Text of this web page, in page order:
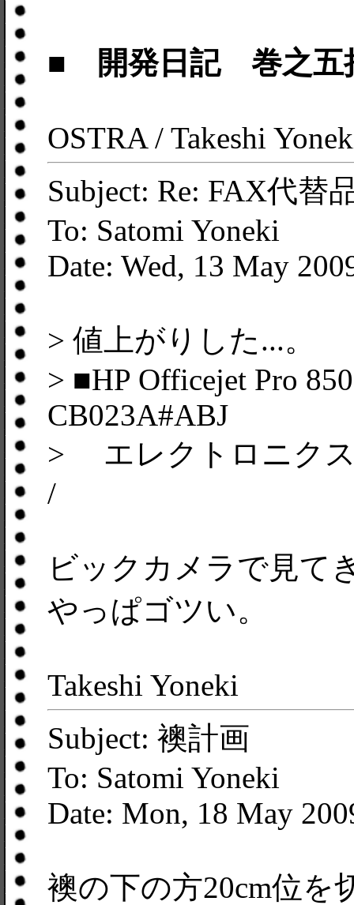
■ 開発日記 巻之五
OSTRA / Takeshi
Subject: Re: FAX代替
To: Satomi Yoneki
Date: Wed, 13 May
> 値上がりした...。
> ■HP Officejet Pro
CB023A#ABJ
> エレクトロニクス
/
ビックカメラで見て
やっぱゴツい。
Takeshi Yoneki
Subject: 襖計画
To: Satomi Yoneki
Date: Mon, 18 May
襖の下の方20cm位を